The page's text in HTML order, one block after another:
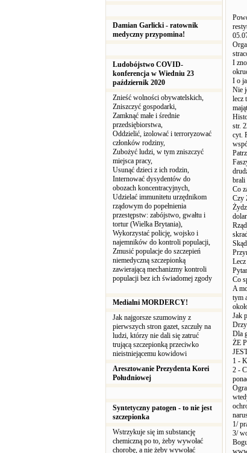
Damian Garlicki - ratownik
medyczny przypomina!
Ludobójstwo COVID-
konferencja w Wiedniu 23
październik 2020
Znieść wolności obywatelskich,
Zniszczyć gospodarki,
Zamknąć małe i średnie
przedsiębiorstwa,
Oddzielić, izolować i terroryzować
członków rodziny,
Zubożyć ludzi, w tym zniszczyć
miejsca pracy,
Usunąć dzieci z ich rodzin,
Internować dysydentów do
obozach koncentracyjnych,
Udzielać immunitetu urzędnikom
rządowym do popełnienia
przestępstw: zabójstwo, gwałtu i
tortur (Wielka Brytania),
Wykorzystać policję, wojsko i
najemników do kontroli populacji,
Zmusić populacje do szczepień
niemedyczną szczepionką
zawierającą mechanizmy kontroli
populacji bez ich świadomej zgody
Medialni MORDERCY!
Jak najgorsze szumowiny z
pierwszych stron gazet, szczuły na
ludzi, którzy nie dali się zatruć
trującą szczepionką przeciwko
nieistniejącemu kowidowi
Aresztowanie Prezydenta Korei
Południowej
Syntetyczny patogen - to nie jest
szczepionka
Wstrzykuje się im substancję
chemiczną po to, żeby wywołać
chorobę, a nie żeby wywołać
I
I o
Nie
lecz
str.
cyt.
brali
Co
Czy
Co
A
tym
Jak
Dla
ŻE
1 -
2 -
1/
3/